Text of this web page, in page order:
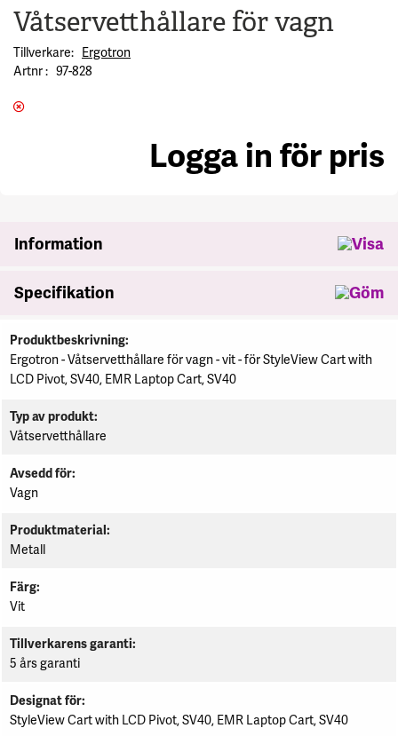
Våtservetthållare för vagn
Tillverkare
Ergotron
Artnr
97-828
Logga in för pris
Information
Specifikation
Produktbeskrivning
Ergotron - Våtservetthållare för vagn - vit - för StyleView Cart with
LCD Pivot, SV40, EMR Laptop Cart, SV40
Typ av produkt
Våtservetthållare
Avsedd för
Vagn
Produktmaterial
Metall
Färg
Vit
Tillverkarens garanti
5 års garanti
Designat för
StyleView Cart with LCD Pivot, SV40, EMR Laptop Cart, SV40